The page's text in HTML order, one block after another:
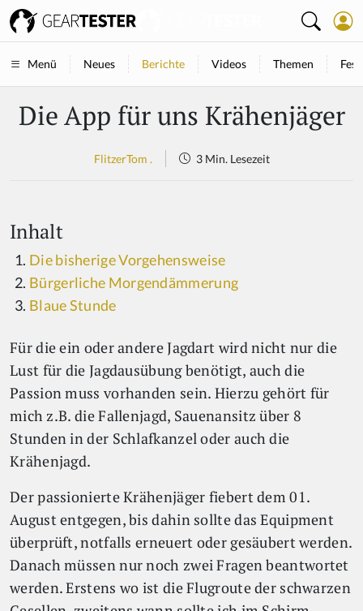
Menü Neues Berichte Videos Themen
Die App für uns Krähenjäger
FlitzerTom . 3 Min. Lesezeit
Inhalt
Die bisherige Vorgehensweise
Bürgerliche Morgendämmerung
Blaue Stunde
Für die ein oder andere Jagdart wird nicht nur die
Lust für die Jagdausübung benötigt, auch die
Passion muss vorhanden sein. Hierzu gehört für
mich z.B. die Fallenjagd, Sauenansitz über 8
Stunden in der Schlafkanzel oder auch die
Krähenjagd.
Der passionierte Krähenjäger fiebert dem 01.
August entgegen, bis dahin sollte das Equipment
überprüft, notfalls erneuert oder gesäubert werden.
Danach müssen nur noch zwei Fragen beantwortet
werden. Erstens wo ist die Flugroute der schwarzen